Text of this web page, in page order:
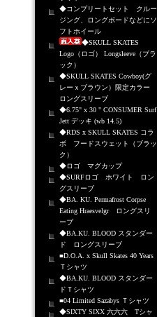
◆コンプリートセット クルー
ジング、ロングボードなどにソ
フトホイール
◆SKULL SKATES
Logo（ロゴ） Longsleeve（ブラ
ック）
◆SKULL SKATES Cowboy(グ
レーｘブラウン）限定カラー
ロングスリーブ
◆6.75" x 30 " CONSUMER Surf
Jett デッキ (wb 14.5)
◆RDS x SKULL SKATES コラ
ボ フードスウェット（ブラッ
ク）
◆ロゴ マグカップ
◆SURFロゴ ホワイト ロン
グスリーブ
◆BA. KU. Permafrost Corpse
Eating Hraesvelgr ロングスリ
ーブ
◆BA.KU. BLOOD スタンダー
ド ロングスリーブ
■D.O.A. x Skull Skates 40 Years
Ｔシャツ
◆BA.KU. BLOOD スタンダー
ドＴシャツ
■04 Limited Sazabys Ｔシャツ
◆SIXTY SIXX 六六六 Tシャ